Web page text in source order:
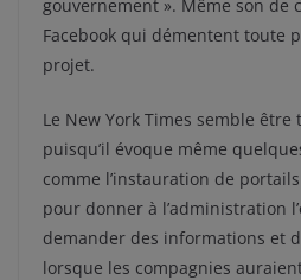
gouvernement ». Même son de
Facebook qui démentent toute
projet.
Le New York Times semble
puisqu’il évoque même
comme l’instauration de
pour donner à l’administration
demander des informations et
lorsque les compagnies